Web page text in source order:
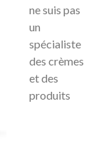
ne suis pas
un
spécialiste
des crèmes
et des
produits